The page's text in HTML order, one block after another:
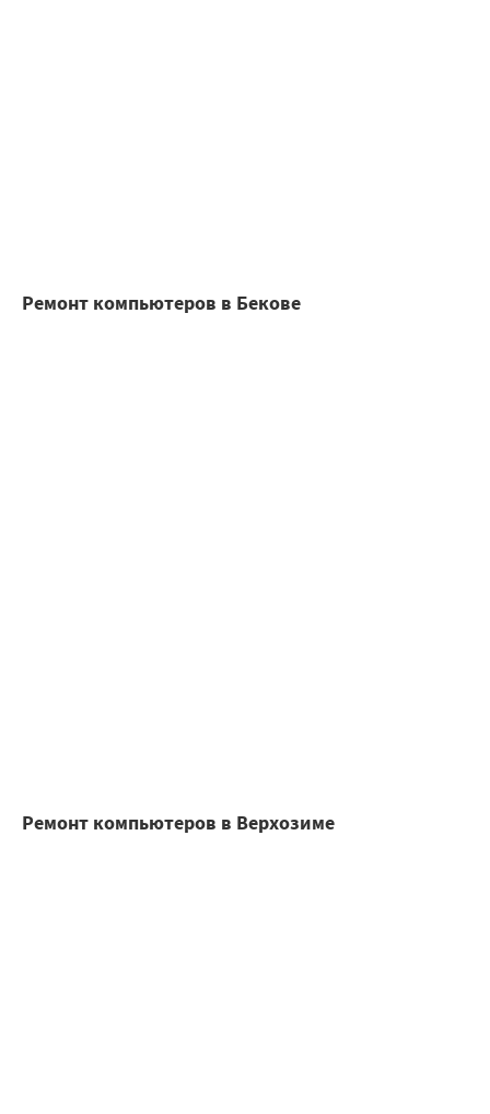
Ремонт компьютеров в Бекове
Ремонт компьютеров в Верхозиме